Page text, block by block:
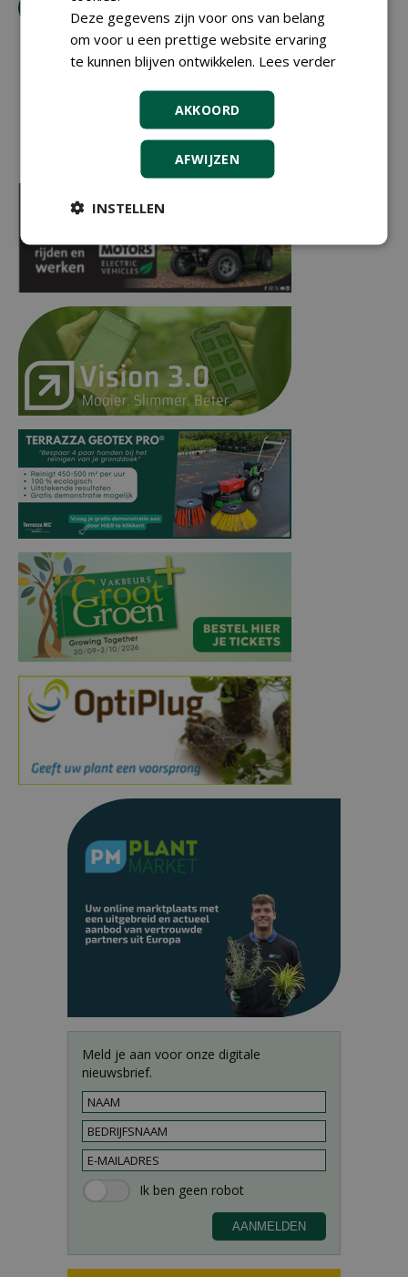
Meld je aan voor onze digitale
nieuwsbrief.
Deze gegevens zijn voor ons van belang
om voor u een prettige website ervaring
te kunnen blijven ontwikkelen. Lees verder
AKKOORD
AFWIJZEN
INSTELLEN